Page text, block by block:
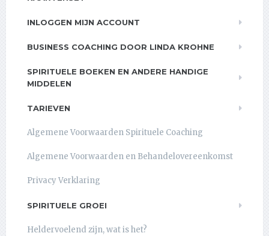
INLOGGEN MIJN ACCOUNT
BUSINESS COACHING DOOR LINDA KROHNE
SPIRITUELE BOEKEN EN ANDERE HANDIGE
MIDDELEN
TARIEVEN
Algemene Voorwaarden Spirituele Coaching
Algemene Voorwaarden en Behandelovereenkomst
Privacy Verklaring
SPIRITUELE GROEI
Heldervoelend zijn, wat is het?